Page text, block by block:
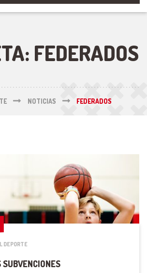
FEDERADOS
NOTICIAS FEDERADOS
DEPORTE